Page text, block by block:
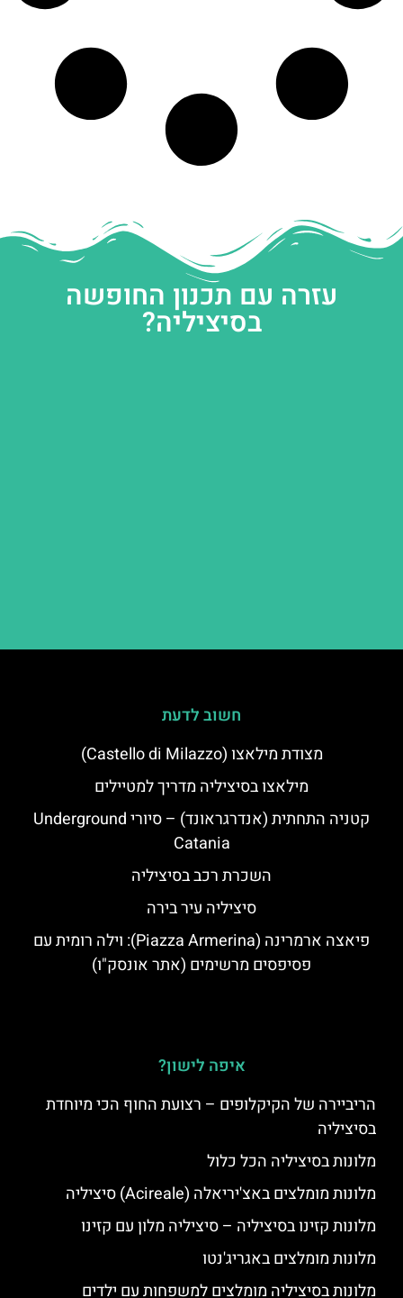
עזרה עם תכנון החופשה
בסיציליה?
חשוב לדעת
מצודת מילאצו (Castello di Milazzo)
מילאצו בסיציליה מדריך למטיילים
קטניה התחתית (אנדרגראונד) – סיורי Underground
Catania
השכרת רכב בסיציליה
סיציליה עיר בירה
פיאצה ארמרינה (Piazza Armerina): וילה רומית עם
פסיפסים מרשימים (אתר אונסק"ו)
איפה לישון?
הריביירה של הקיקלופים – רצועת החוף הכי מיוחדת
בסיציליה
מלונות בסיציליה הכל כלול
מלונות מומלצים באצ'יריאלה (Acireale) סיציליה
מלונות קזינו בסיציליה – סיציליה מלון עם קזינו
מלונות מומלצים באגריג'נטו
מלונות בסיציליה מומלצים למשפחות עם ילדים